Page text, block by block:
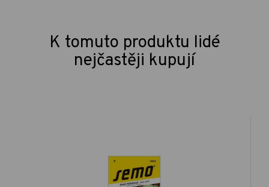
K tomuto produktu lidé
nejčastěji kupují